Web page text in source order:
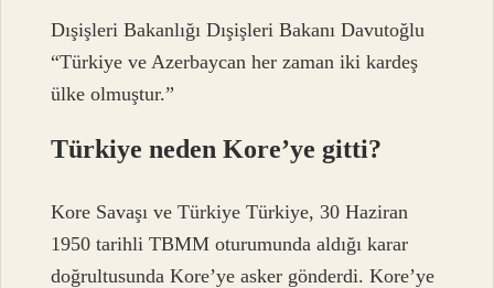
Dışişleri Bakanlığı Dışişleri Bakanı Davutoğlu
“Türkiye ve Azerbaycan her zaman iki kardeş
ülke olmuştur.”
Türkiye neden Kore’ye gitti?
Kore Savaşı ve Türkiye Türkiye, 30 Haziran
1950 tarihli TBMM oturumunda aldığı karar
doğrultusunda Kore’ye asker gönderdi. Kore’ye